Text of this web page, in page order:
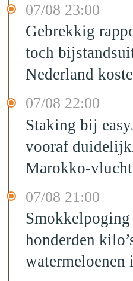
07/08 23:00
Gebrekkig
toch
Nederland
07/08 22:00
Staking bij
vooraf
Marokko-vlucht
07/08 21:00
honderden
watermeloenen